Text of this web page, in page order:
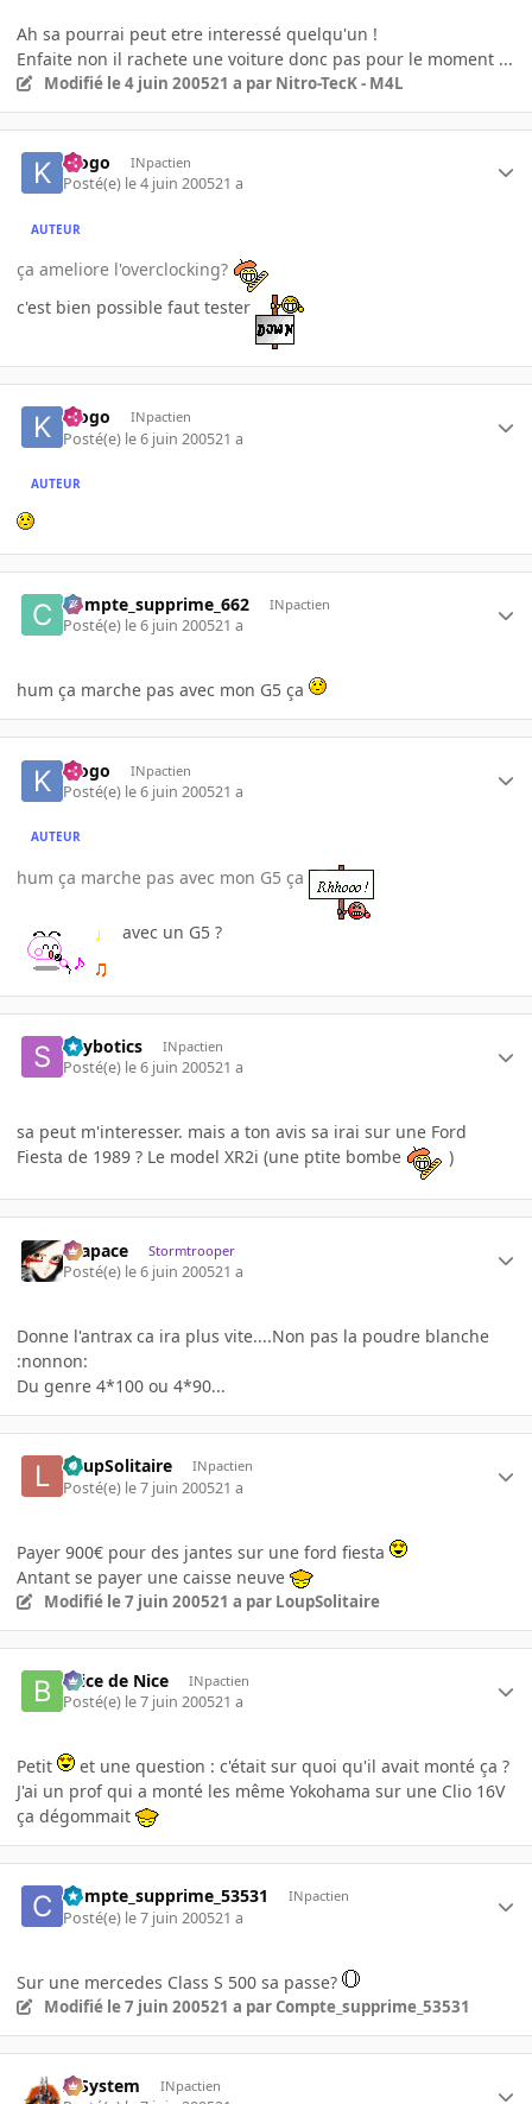
Ah sa pourrai peut etre interessé quelqu'un !
Enfaite non il rachete une voiture donc pas pour le moment ...
Modifié le 4 juin 200521 a par Nitro-TecK - M4L
klogo INpactien
Posté(e) le 4 juin 200521 a
AUTEUR
ça ameliore l'overclocking?
c'est bien possible faut tester
klogo INpactien
Posté(e) le 6 juin 200521 a
AUTEUR
Compte_supprime_662 INpactien
Posté(e) le 6 juin 200521 a
hum ça marche pas avec mon G5 ça
klogo INpactien
Posté(e) le 6 juin 200521 a
AUTEUR
hum ça marche pas avec mon G5 ça
avec un G5 ?
Spybotics INpactien
Posté(e) le 6 juin 200521 a
sa peut m'interesser. mais a ton avis sa irai sur une Ford
Fiesta de 1989 ? Le model XR2i (une ptite bombe
)
Krapace Stormtrooper
Posté(e) le 6 juin 200521 a
Donne l'antrax ca ira plus vite....Non pas la poudre blanche
:nonnon:
Du genre 4*100 ou 4*90...
LoupSolitaire INpactien
Posté(e) le 7 juin 200521 a
Payer 900€ pour des jantes sur une ford fiesta
Antant se payer une caisse neuve
Modifié le 7 juin 200521 a par LoupSolitaire
Brice de Nice INpactien
Posté(e) le 7 juin 200521 a
Petit
et une question : c'était sur quoi qu'il avait monté ça ?
J'ai un prof qui a monté les même Yokohama sur une Clio 16V
ça dégommait
Compte_supprime_53531 INpactien
Posté(e) le 7 juin 200521 a
Sur une mercedes Class S 500 sa passe?
Modifié le 7 juin 200521 a par Compte_supprime_53531
X-System INpactien